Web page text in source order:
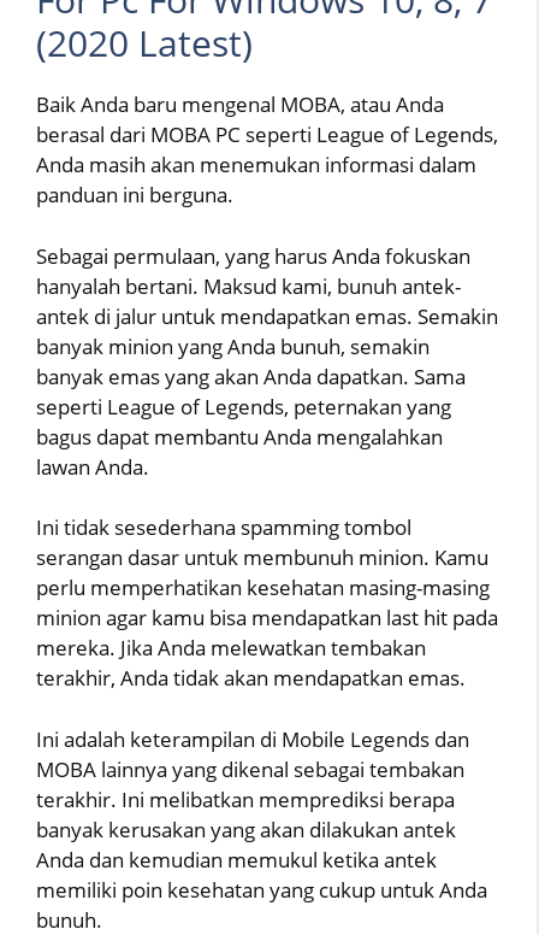
(2020 Latest)
Baik Anda baru mengenal MOBA, atau Anda
berasal dari MOBA PC seperti League of Legends,
Anda masih akan menemukan informasi dalam
panduan ini berguna.
Sebagai permulaan, yang harus Anda fokuskan
hanyalah bertani. Maksud kami, bunuh antek-
antek di jalur untuk mendapatkan emas. Semakin
banyak minion yang Anda bunuh, semakin
banyak emas yang akan Anda dapatkan. Sama
seperti League of Legends, peternakan yang
bagus dapat membantu Anda mengalahkan
lawan Anda.
Ini tidak sesederhana spamming tombol
serangan dasar untuk membunuh minion. Kamu
perlu memperhatikan kesehatan masing-masing
minion agar kamu bisa mendapatkan last hit pada
mereka. Jika Anda melewatkan tembakan
terakhir, Anda tidak akan mendapatkan emas.
Ini adalah keterampilan di Mobile Legends dan
MOBA lainnya yang dikenal sebagai tembakan
terakhir. Ini melibatkan memprediksi berapa
banyak kerusakan yang akan dilakukan antek
Anda dan kemudian memukul ketika antek
memiliki poin kesehatan yang cukup untuk Anda
bunuh.